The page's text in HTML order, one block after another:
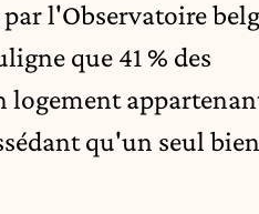
l'Observatoire
que 41 % des
logement
qu'un seul bien